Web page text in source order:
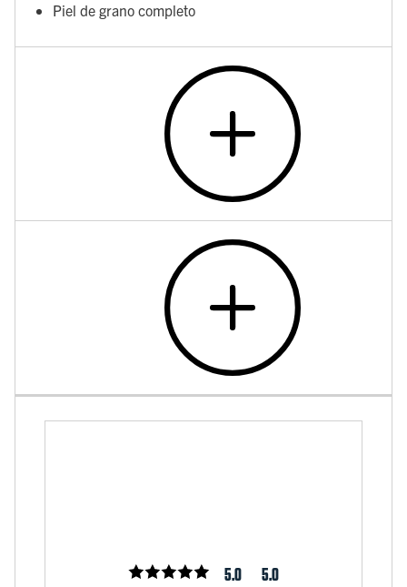
Piel de grano completo
5.0 5.0